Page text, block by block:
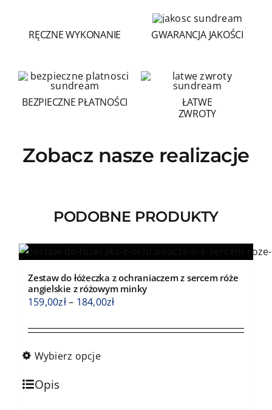
RĘCZNE WYKONANIE GWARANCJA JAKOŚCI
BEZPIECZNE PŁATNOŚCI
ŁATWE
ZWROTY
Zobacz nasze realizacje
PODOBNE PRODUKTY
Zestaw do łóżeczka z ochraniaczem z sercem róże
angielskie z różowym minky
159,00zł– 184,00złZakres
od
Wybierz opcje
Ten
produkt
Opis